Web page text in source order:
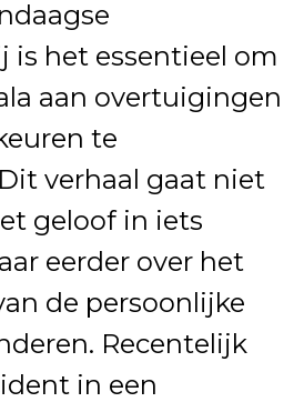
is het essentieel om
aan overtuigingen
te
verhaal gaat niet
geloof in iets
eerder over het
de persoonlijke
Recentelijk
in een